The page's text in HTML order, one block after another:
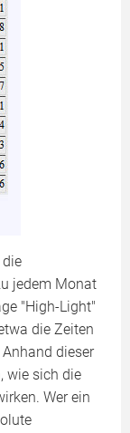
jedem Monat
"High-Light"
die Zeiten
dieser
wie sich die
Wer ein